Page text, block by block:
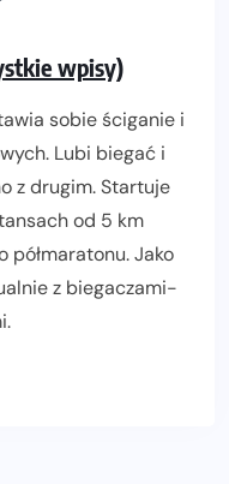
wpisy)
sobie ściganie i
Lubi biegać i
z drugim. Startuje
od 5 km
Jako
z biegaczami-